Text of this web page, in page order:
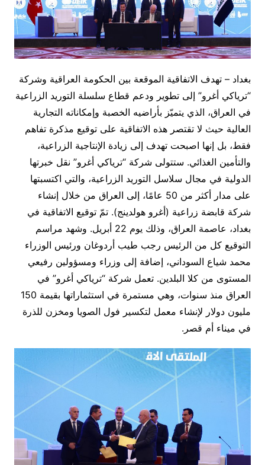
بغداد – تهدف الاتفاقية الموقعة بين الحكومة العراقية وشركة
“ترياكي أغرو” إلى تطوير ودعم قطاع سلسلة التوريد الزراعية
في العراق، الذي يتميّز بأراضيه الخصبة وإمكاناته التجارية
العالية حيث لا تقتصر هذه الاتفاقية على توقيع مذكرة تفاهم
فقط، بل إنها اصبحت تهدف إلى زيادة الإنتاجية الزراعية،
والتأمين الغذائي. ستتولى شركة “ترياكي أغرو” نقل خبرتها
الدولية في مجال سلاسل التوريد الزراعية، والتي اكتسبتها
على مدار أكثر من 50 عامًا، إلى العراق من خلال إنشاء
شركة قابضة زراعية (أغرو هولدينج). تمّ توقيع الاتفاقية في
بغداد، عاصمة العراق، وذلك يوم 22 أبريل. وشهد مراسم
التوقيع كل من الرئيس رجب طيب أردوغان ورئيس الوزراء
محمد شياع السوداني، إضافة إلى وزراء ومسؤولين رفيعي
المستوى من كلا البلدين. تعمل شركة “ترياكي أغرو” في
العراق منذ سنوات، وهي مستمرة في استثماراتها بقيمة 150
مليون دولار لإنشاء معمل لتكسير فول الصويا ومخزن للذرة
في ميناء أم قصر.